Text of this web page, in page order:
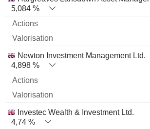
5,084 %
Newton Investment Management Ltd.
4,898 %
Investec Wealth & Investment Ltd.
4,74 %